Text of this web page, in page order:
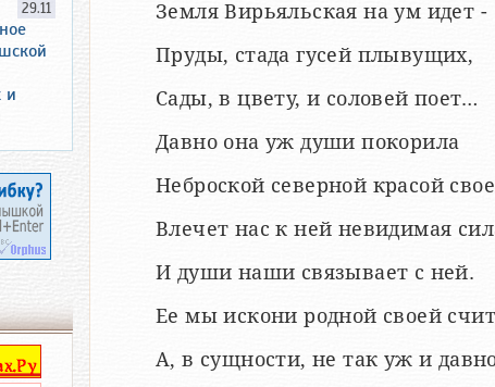
Земля Вирьяльская на ум идет -
Пруды, стада гусей плывущих,
Сады, в цвету, и соловей поет…
Давно она уж души покорила
Неброской северной красой
Влечет нас к ней невидимая
И души наши связывает с ней.
Ее мы искони родной своей
А, в сущности, не так уж и
29.11
и